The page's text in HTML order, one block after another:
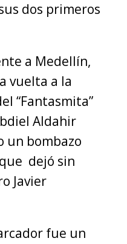
dos primeros
a Medellín,
vuelta a la
“Fantasmita”
Aldahir
un bombazo
dejó sin
Javier
fue un